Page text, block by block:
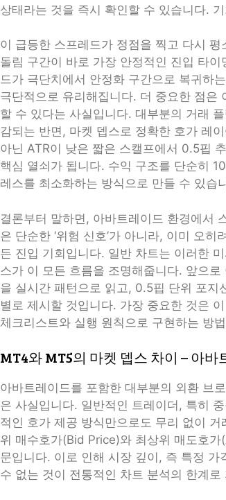
상태라는 것을 즉시 확인할 수 있습니다.
이 급등한 스프레드가 정점을 찍고 다시
돌림 구간이 바로 가장 안정적인 진입 타
드가 극단치에서 안정화 구간으로 복귀하
극단적으로 유리해집니다. 더 중요한 점
할 수 있다는 사실입니다. 대부분의 거래
감되는 반면, 마켓 뎁스로 정확한 호가 레
아닌 ATR이 낮은 짧은 스캘프에서 0.5핍
핵심 열쇠가 됩니다. 수익 구조를 단순히
레스를 최소화하는 방식으로 만들 수 있습
결론부터 말하면, 아바트레이드 환경에서
은 단순한 ‘위험 신호’가 아니라, 이미 오
든 진입 기회입니다. 일반 차트는 이러한
스가 이 모든 흐름을 조명해줍니다. 앞으
을 실시간 패턴으로 읽고, 0.5핍 단위 포지
별로 제시할 것입니다. 가장 중요한 것은
체크리스트와 실행 원칙으로 구현하는 방
MT4와 MT5의 마켓 뎁스 차이 – 아
아바트레이드를 포함한 대부분의 외환 브
은 사실입니다. 일반적인 트레이더, 특히
적인 호가 제공 방식만으로도 무리 없이
위 매수호가(Bid Price)와 최상위 매도호
문입니다. 이로 인해 시장 깊이, 즉 특정
수 없는 것이 전통적인 차트 분석의 한계로